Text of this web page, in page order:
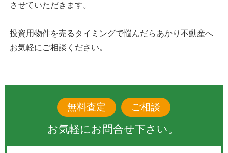
させていただきます。
投資用物件を売るタイミングで悩んだらあかり不動産へ
お気軽にご相談ください。
無料査定 ご相談
お気軽にお問合せ下さい。